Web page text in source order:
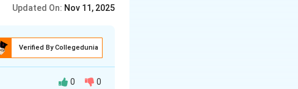
Updated On: Nov 11, 2025
Verified By Collegedunia
0 0